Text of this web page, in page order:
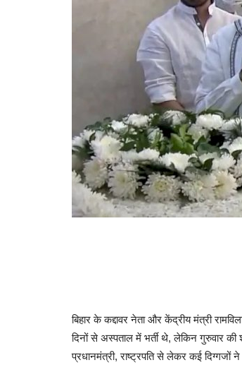
बिहार के कद्दावर नेता और केंद्रीय मंत्री
दिनों से अस्पताल में भर्ती थे, लेकिन गुरुवार
प्रधानमंत्री, राष्ट्रपति से लेकर कई दिग्गजों